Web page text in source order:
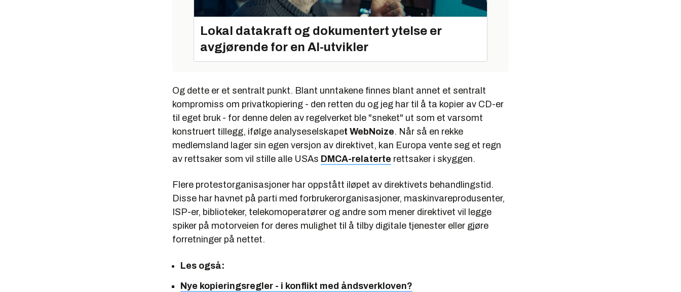
Lokal datakraft og dokumentert ytelse er
avgjørende for en AI-utvikler
Og dette er et sentralt punkt. Blant unntakene finnes blant annet et sentralt
kompromiss om privatkopiering - den retten du og jeg har til å ta kopier av CD-er
til eget bruk - for denne delen av regelverket ble "sneket" ut som et varsomt
konstruert tillegg, ifølge analyseselskapet WebNoize. Når så en rekke
medlemsland lager sin egen versjon av direktivet, kan Europa vente seg et regn
av rettsaker som vil stille alle USAs DMCA-relaterte rettsaker i skyggen.
Flere protestorganisasjoner har oppstått iløpet av direktivets behandlingstid.
Disse har havnet på parti med forbrukerorganisasjoner, maskinvareprodusenter,
ISP-er, biblioteker, telekomoperatører og andre som mener direktivet vil legge
spiker på motorveien for deres mulighet til å tilby digitale tjenester eller gjøre
forretninger på nettet.
Les også:
Nye kopieringsregler - i konflikt med åndsverkloven?